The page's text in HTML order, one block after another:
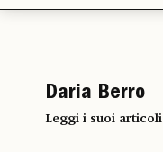
Daria Berro
Leggi i suoi articoli